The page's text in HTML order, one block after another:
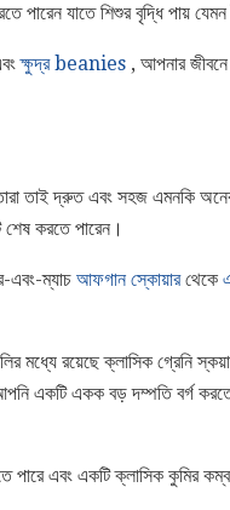
পারেন যাতে শিশুর বৃদ্ধি পায়
ক্ষুদ্র beanies , আপনার
তাই দ্রুত এবং সহজ এমনকি
করতে পারেন।
এবং-ম্যাচ আফগান স্কোয়ারথেকে
মধ্যে রয়েছে ক্লাসিক গ্রেনি
একটি একক বড় দম্পতি বর্গ
পারে এবং একটি ক্লাসিক কুমির